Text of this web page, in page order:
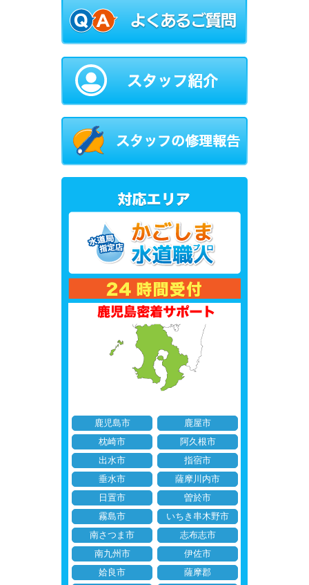
鹿児島市
鹿屋市
枕崎市
阿久根市
出水市
指宿市
垂水市
薩摩川内市
日置市
曽於市
霧島市
いちき串木野市
南さつま市
志布志市
南九州市
伊佐市
姶良市
薩摩郡